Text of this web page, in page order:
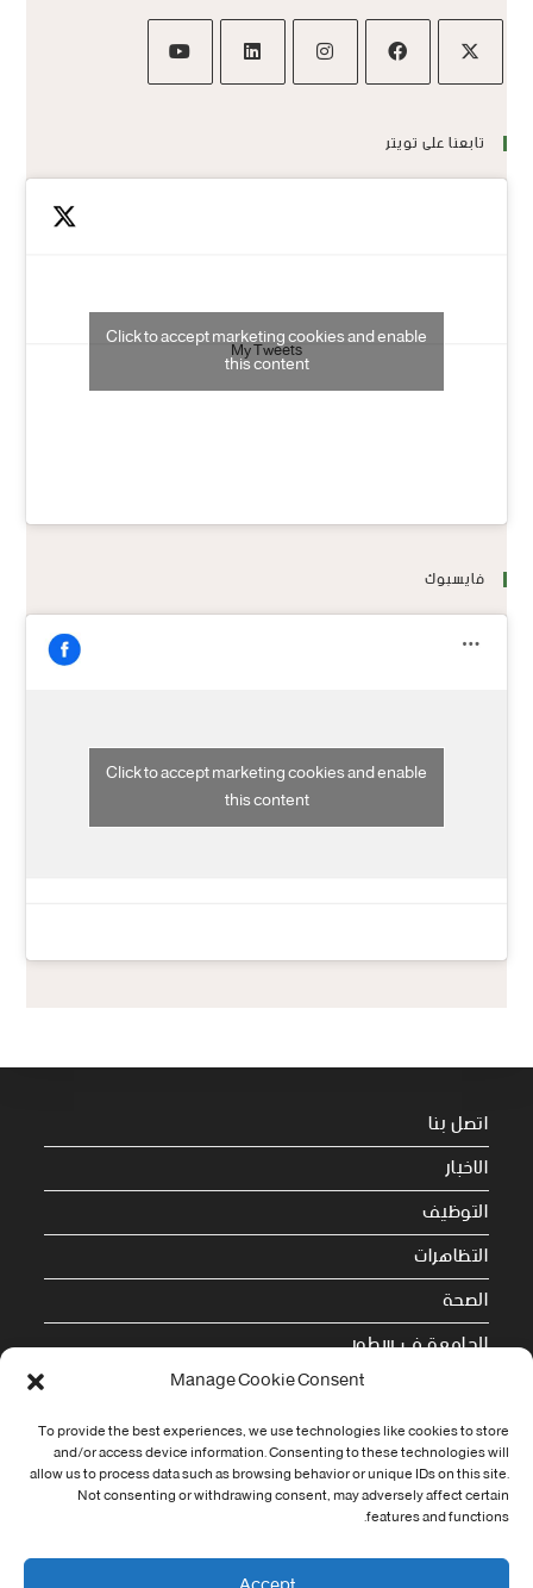
Manage Cookie Consent
To provide the best experiences, we use technologies like cookies to store
and/or access device information. Consenting to these technologies will
allow us to process data such as browsing behavior or unique IDs on this site.
Not consenting or withdrawing consent, may adversely affect certain
features and functions.
تابعنا على تويتر
My Tweets
Click to accept marketing cookies and enable
this content
فايسبوك
Click to accept marketing cookies and enable
this content
اتصل بنا
الاخبار
التوظيف
التظاهرات
الصحة
الجامعة في سطور
Cookie Policy (EU)
معلومات الاتصال
Address:
جامعة العربي التبسي طريق قسنطينة - تبسة